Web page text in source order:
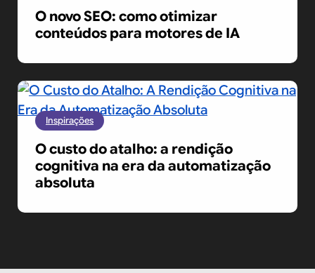
O novo SEO: como otimizar
conteúdos para motores de IA
Inspirações
O custo do atalho: a rendição
cognitiva na era da automatização
absoluta